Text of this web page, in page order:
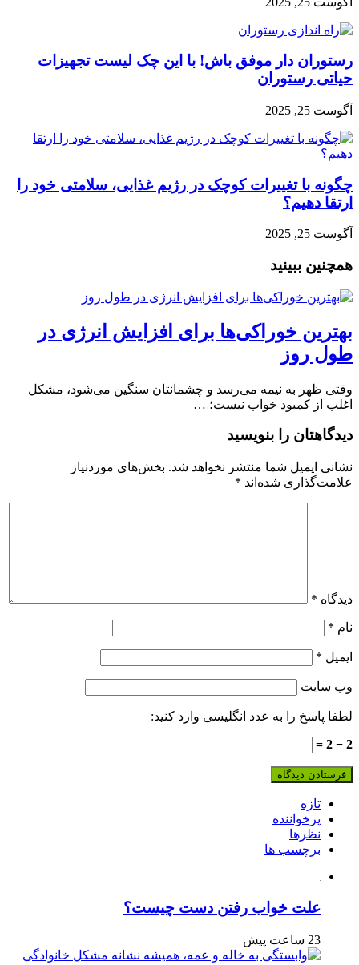
رستوران دار موفق باش! با این چک لیست تجهیزات
حیاتی رستوران
آگوست 25, 2025
چگونه با تغییرات کوچک در رژیم غذایی، سلامتی خود را
ارتقا دهیم؟
آگوست 25, 2025
همچنین ببینید
بهترین خوراکی‌ها برای افزایش انرژی در
طول روز
وقتی ظهر به نیمه می‌رسد و چشمانتان سنگین می‌شود، مشکل
اغلب از کمبود خواب نیست؛ …
دیدگاهتان را بنویسید
نشانی ایمیل شما منتشر نخواهد شد. بخش‌های موردنیاز
علامت‌گذاری شده‌اند *
دیدگاه *
نام *
ایمیل *
وب‌ سایت
لطفا پاسخ را به عدد انگلیسی وارد کنید:
2 − 2 =
تازه
پرخواننده
نظرها
برچسب ها
علت خواب رفتن دست چیست؟
23 ساعت پیش